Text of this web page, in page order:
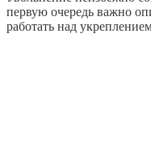
первую очередь важно
работать над